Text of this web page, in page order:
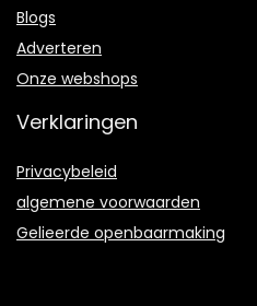
Blogs
Adverteren
Onze webshops
Verklaringen
Privacybeleid
algemene voorwaarden
Gelieerde openbaarmaking